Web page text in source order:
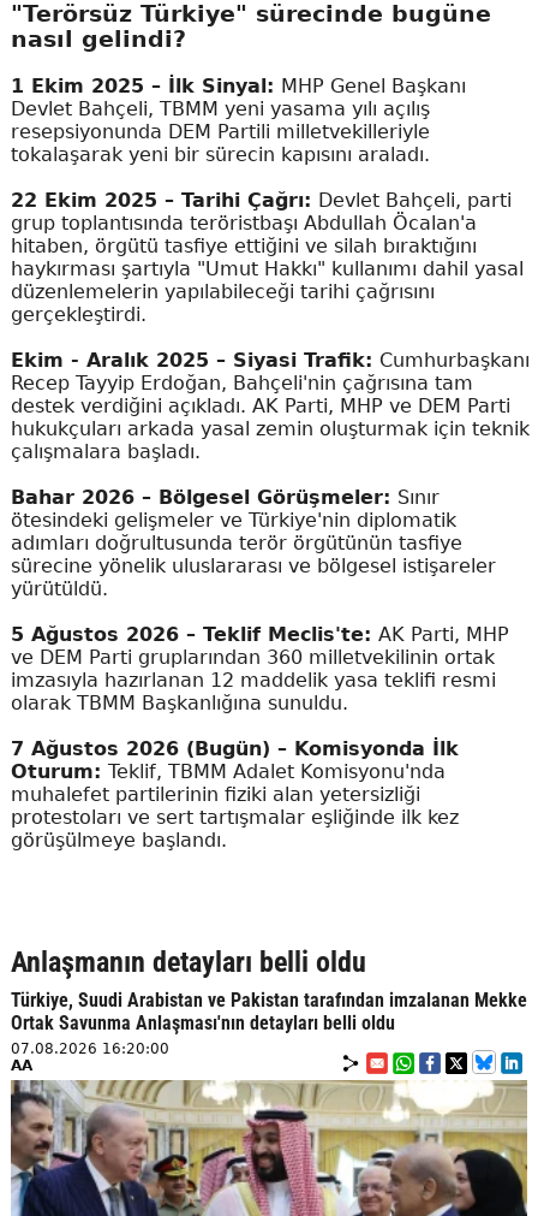
"Terörsüz Türkiye" sürecinde bugüne
nasıl gelindi?
1 Ekim 2025 – İlk Sinyal: MHP Genel Başkanı
Devlet Bahçeli, TBMM yeni yasama yılı açılış
resepsiyonunda DEM Partili milletvekilleriyle
tokalaşarak yeni bir sürecin kapısını araladı.
22 Ekim 2025 – Tarihi Çağrı: Devlet Bahçeli, parti
grup toplantısında teröristbaşı Abdullah Öcalan'a
hitaben, örgütü tasfiye ettiğini ve silah bıraktığını
haykırması şartıyla "Umut Hakkı" kullanımı dahil yasal
düzenlemelerin yapılabileceği tarihi çağrısını
gerçekleştirdi.
Ekim - Aralık 2025 – Siyasi Trafik: Cumhurbaşkanı
Recep Tayyip Erdoğan, Bahçeli'nin çağrısına tam
destek verdiğini açıkladı. AK Parti, MHP ve DEM Parti
hukukçuları arkada yasal zemin oluşturmak için teknik
çalışmalara başladı.
Bahar 2026 – Bölgesel Görüşmeler: Sınır
ötesindeki gelişmeler ve Türkiye'nin diplomatik
adımları doğrultusunda terör örgütünün tasfiye
sürecine yönelik uluslararası ve bölgesel istişareler
yürütüldü.
5 Ağustos 2026 – Teklif Meclis'te: AK Parti, MHP
ve DEM Parti gruplarından 360 milletvekilinin ortak
imzasıyla hazırlanan 12 maddelik yasa teklifi resmi
olarak TBMM Başkanlığına sunuldu.
7 Ağustos 2026 (Bugün) – Komisyonda İlk
Oturum: Teklif, TBMM Adalet Komisyonu'nda
muhalefet partilerinin fiziki alan yetersizliği
protestoları ve sert tartışmalar eşliğinde ilk kez
görüşülmeye başlandı.
Anlaşmanın detayları belli oldu
Türkiye, Suudi Arabistan ve Pakistan tarafından imzalanan Mekke
Ortak Savunma Anlaşması'nın detayları belli oldu
07.08.2026 16:20:00
AA